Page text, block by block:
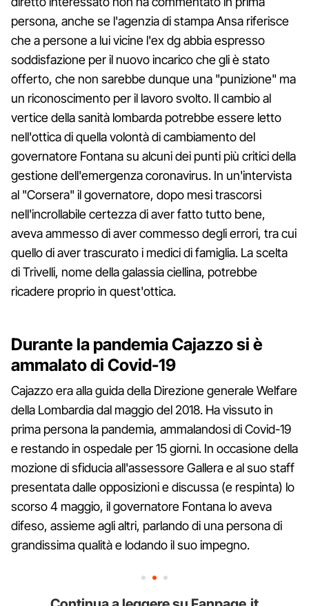
persona, anche se l'agenzia di stampa Ansa riferisce
che a persone a lui vicine l'ex dg abbia espresso
soddisfazione per il nuovo incarico che gli è stato
offerto, che non sarebbe dunque una "punizione" ma
un riconoscimento per il lavoro svolto. Il cambio al
vertice della sanità lombarda potrebbe essere letto
nell'ottica di quella volontà di cambiamento del
governatore Fontana su alcuni dei punti più critici della
gestione dell'emergenza coronavirus. In un'intervista
al "Corsera" il governatore, dopo mesi trascorsi
nell'incrollabile certezza di aver fatto tutto bene,
aveva ammesso di aver commesso degli errori, tra cui
quello di aver trascurato i medici di famiglia. La scelta
di Trivelli, nome della galassia ciellina, potrebbe
ricadere proprio in quest'ottica.
Durante la pandemia Cajazzo si è
ammalato di Covid-19
Cajazzo era alla guida della Direzione generale Welfare
della Lombardia dal maggio del 2018. Ha vissuto in
prima persona la pandemia, ammalandosi di Covid-19
e restando in ospedale per 15 giorni. In occasione della
mozione di sfiducia all'assessore Gallera e al suo staff
presentata dalle opposizioni e discussa (e respinta) lo
scorso 4 maggio, il governatore Fontana lo aveva
difeso, assieme agli altri, parlando di una persona di
grandissima qualità e lodando il suo impegno.